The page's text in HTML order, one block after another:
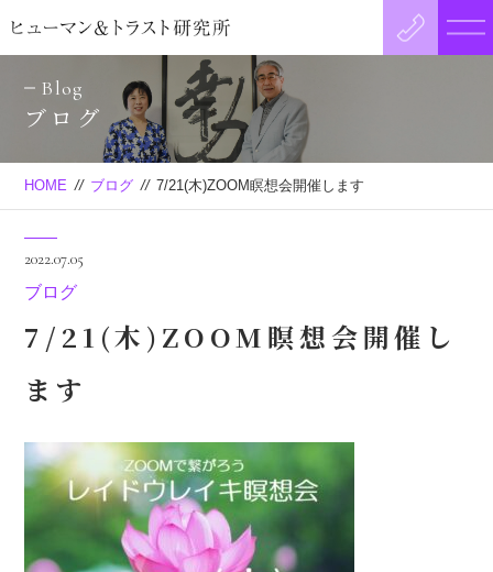
Blog
ブログ
HOME // ブログ // 7/21(木)ZOOM瞑想会開催します
2022.07.05
ブログ
7/21(木)ZOOM瞑想会開催し
ます